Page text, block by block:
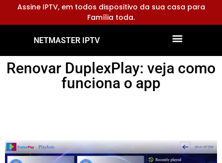
Assine IPTV, em todos dispositivo da sua casa para
Família toda.
NETMASTER IPTV
Renovar DuplexPlay: veja como
funciona o app